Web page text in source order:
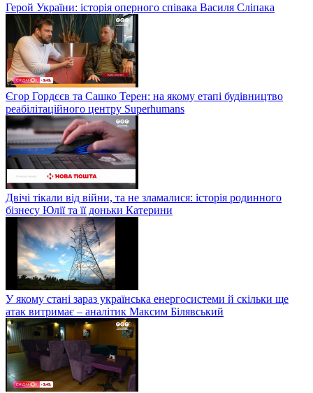
Герой України: історія оперного співака Василя Сліпака
Єгор Гордєєв та Сашко Терен: на якому етапі будівництво
реабілітаційного центру Superhumans
Двічі тікали від війни, та не зламалися: історія родинного
бізнесу Юлії та її доньки Катерини
У якому стані зараз українська енергосистеми й скільки ще
атак витримає – аналітик Максим Білявський